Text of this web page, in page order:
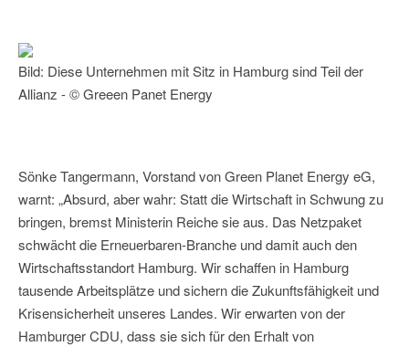
Bild: Diese Unternehmen mit Sitz in Hamburg sind Teil der
Allianz - © Greeen Panet Energy
Sönke Tangermann, Vorstand von Green Planet Energy eG,
warnt: „Absurd, aber wahr: Statt die Wirtschaft in Schwung zu
bringen, bremst Ministerin Reiche sie aus. Das Netzpaket
schwächt die Erneuerbaren-Branche und damit auch den
Wirtschaftsstandort Hamburg. Wir schaffen in Hamburg
tausende Arbeitsplätze und sichern die Zukunftsfähigkeit und
Krisensicherheit unseres Landes. Wir erwarten von der
Hamburger CDU, dass sie sich für den Erhalt von